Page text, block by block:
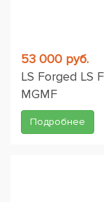
53 000 руб.
LS Forged LS
MGMF
Подробнее